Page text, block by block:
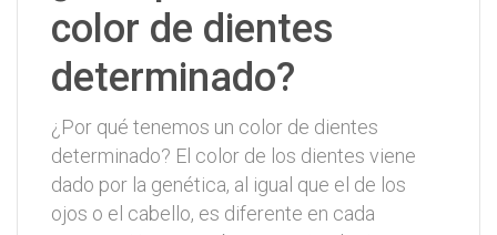
color de dientes
determinado?
¿Por qué tenemos un color de dientes
determinado? El color de los dientes viene
dado por la genética, al igual que el de los
ojos o el cabello, es diferente en cada